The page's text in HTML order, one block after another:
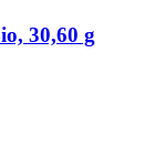
30,60 g